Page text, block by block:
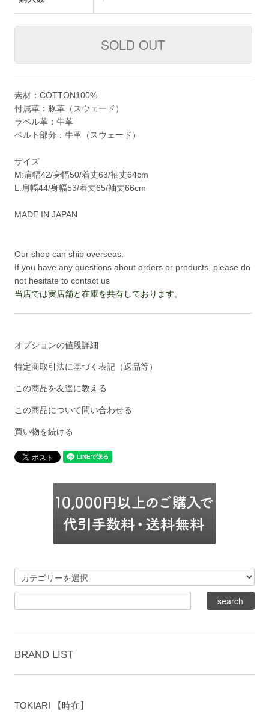
素材：COTTON100%
付属革：豚革（スウェード）
ラベル革：牛革
ベルト部分：牛革（スウェード）
サイズ
M:肩幅42/身幅50/着丈63/袖丈64cm
L:肩幅44/身幅53/着丈65/袖丈66cm
MADE IN JAPAN
Our shop can ship overseas.
If you have any questions about orders or products, please do
not hesitate to contact us
当店では実店舗と在庫を共有しております。
オプションの値段詳細
特定商取引法に基づく表記（返品等）
この商品を友達に教える
この商品について問い合わせる
買い物を続ける
BRAND LIST
TOKIARI 【時在】